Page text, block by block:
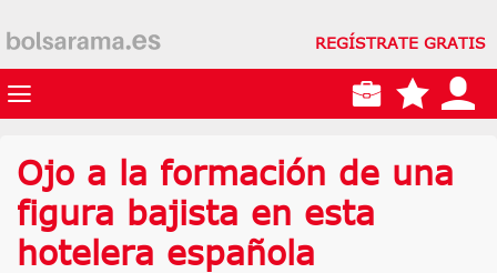
REGÍSTRATE GRATIS
Ojo a la formación de una
figura bajista en esta
hotelera española